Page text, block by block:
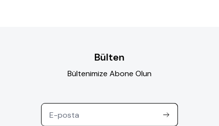
Bülten
Bültenimize Abone Olun